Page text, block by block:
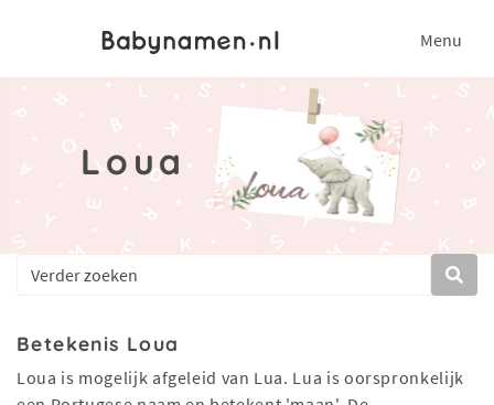
Menu
Loua
Betekenis Loua
Loua is mogelijk afgeleid van Lua. Lua is oorspronkelijk